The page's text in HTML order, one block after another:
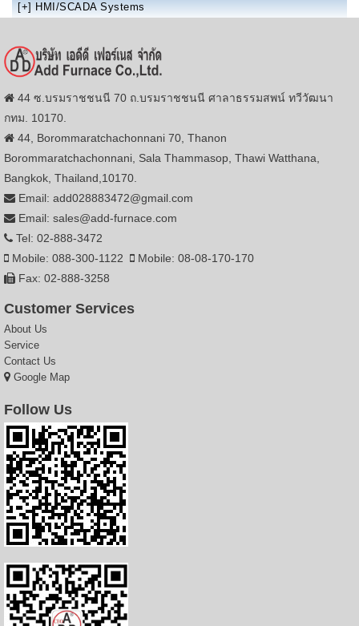
[+] HMI/SCADA Systems
44 ซ.บรมราชชนนี 70 ถ.บรมราชชนนี ศาลาธรรมสพน์ ทวีวัฒนา
กทม. 10170.
44, Borommaratchachonnani 70, Thanon
Borommaratchachonnani, Sala Thammasop, Thawi Watthana,
Bangkok, Thailand,10170.
Email: add028883472@gmail.com
Email: sales@add-furnace.com
Tel: 02-888-3472
Mobile: 088-300-1122
Mobile: 08-08-170-170
Fax: 02-888-3258
Customer Services
About Us
Service
Contact Us
Google Map
Follow Us